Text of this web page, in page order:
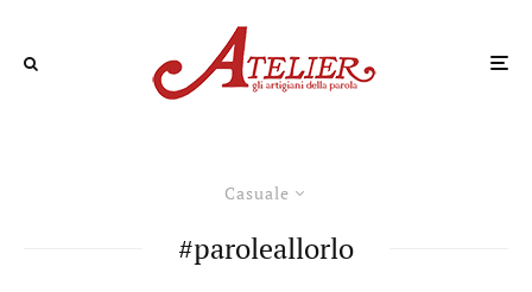
Casuale
#paroleallorlo